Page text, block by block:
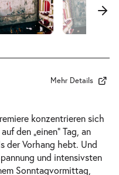
-
15.11.2026
Tickets
Match«-
Mehr Details
konzentrieren sich
den „einen“ Tag, an
der Vorhang hebt. Und
und intensivsten
Sonntagvormittag,